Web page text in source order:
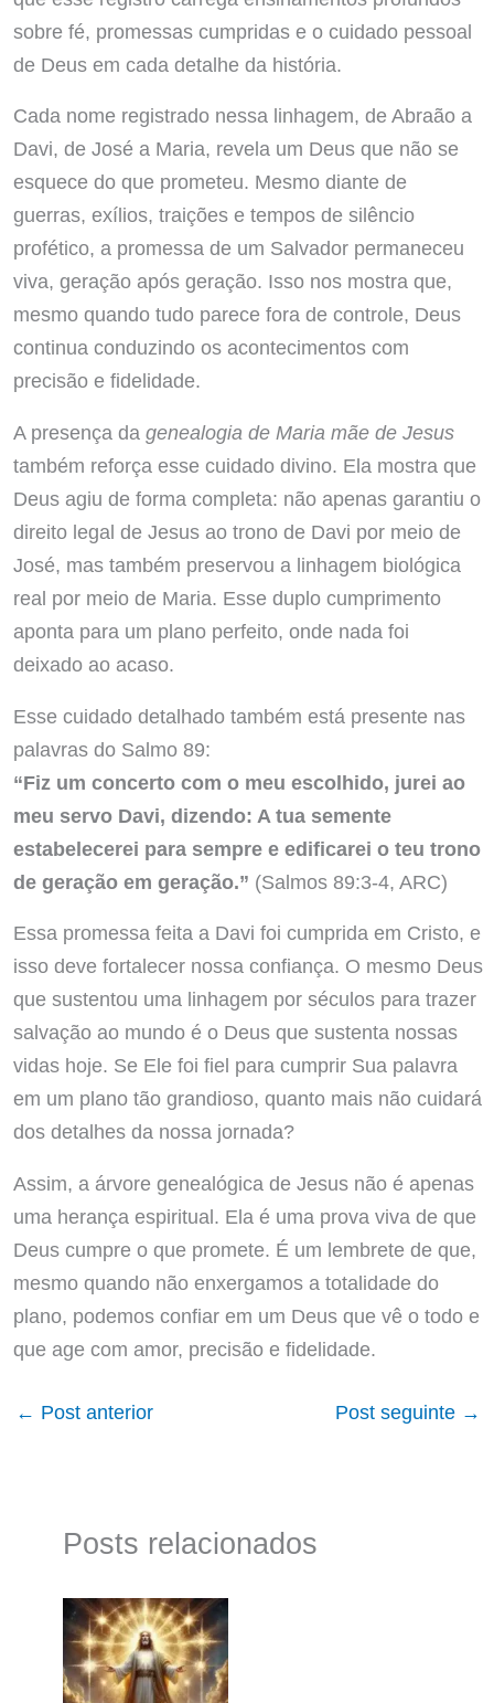
sobre fé, promessas cumpridas e o cuidado pessoal
de Deus em cada detalhe da história.
Cada nome registrado nessa linhagem, de Abraão a
Davi, de José a Maria, revela um Deus que não se
esquece do que prometeu. Mesmo diante de
guerras, exílios, traições e tempos de silêncio
profético, a promessa de um Salvador permaneceu
viva, geração após geração. Isso nos mostra que,
mesmo quando tudo parece fora de controle, Deus
continua conduzindo os acontecimentos com
precisão e fidelidade.
A presença da genealogia de Maria mãe de Jesus
também reforça esse cuidado divino. Ela mostra que
Deus agiu de forma completa: não apenas garantiu o
direito legal de Jesus ao trono de Davi por meio de
José, mas também preservou a linhagem biológica
real por meio de Maria. Esse duplo cumprimento
aponta para um plano perfeito, onde nada foi
deixado ao acaso.
Esse cuidado detalhado também está presente nas
palavras do Salmo 89:
“Fiz um concerto com o meu escolhido, jurei ao
meu servo Davi, dizendo: A tua semente
estabelecerei para sempre e edificarei o teu trono
de geração em geração.” (Salmos 89:3-4, ARC)
Essa promessa feita a Davi foi cumprida em Cristo, e
isso deve fortalecer nossa confiança. O mesmo Deus
que sustentou uma linhagem por séculos para trazer
salvação ao mundo é o Deus que sustenta nossas
vidas hoje. Se Ele foi fiel para cumprir Sua palavra
em um plano tão grandioso, quanto mais não cuidará
dos detalhes da nossa jornada?
Assim, a árvore genealógica de Jesus não é apenas
uma herança espiritual. Ela é uma prova viva de que
Deus cumpre o que promete. É um lembrete de que,
mesmo quando não enxergamos a totalidade do
plano, podemos confiar em um Deus que vê o todo e
que age com amor, precisão e fidelidade.
← Post anterior Post seguinte →
Posts relacionados